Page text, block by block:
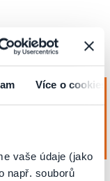
Více o cookies
vaše údaje (jako
např. souborů
TAM